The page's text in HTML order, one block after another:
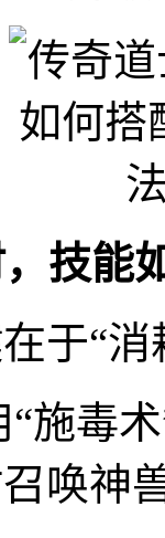
技能
于“
施毒
唤神